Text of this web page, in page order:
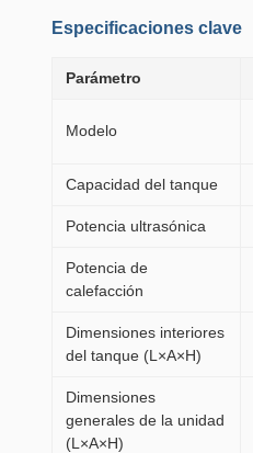
Especificaciones clave
Parámetro
Modelo
Capacidad del tanque
Potencia ultrasónica
Potencia de
calefacción
Dimensiones interiores
del tanque (L×A×H)
Dimensiones
generales de la unidad
(L×A×H)